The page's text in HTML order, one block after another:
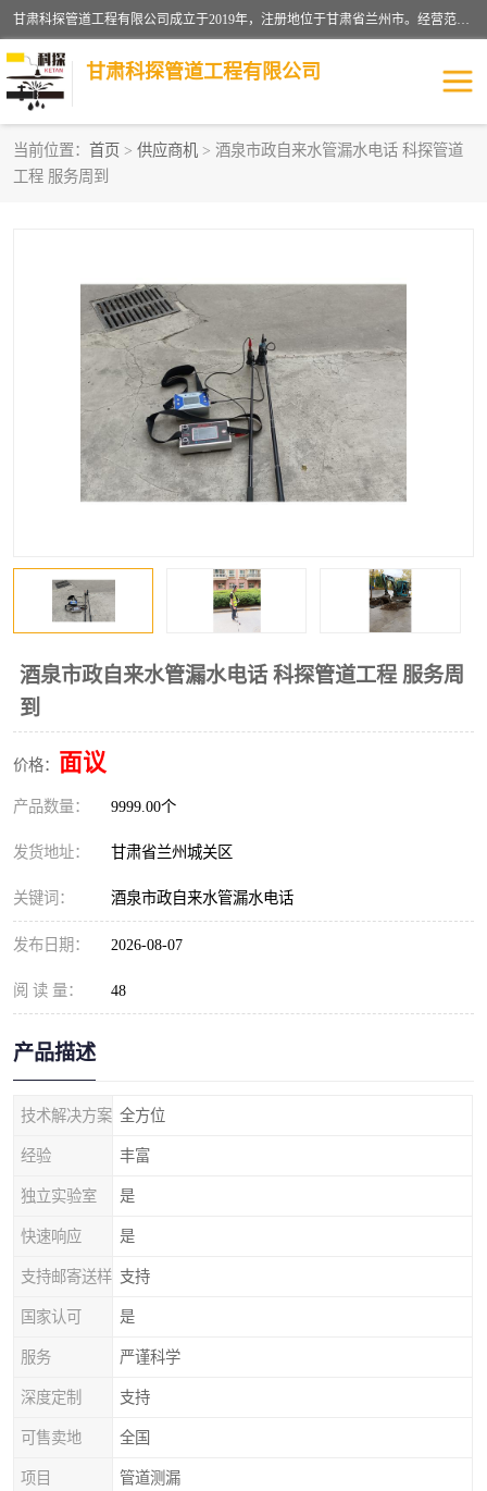
甘肃科探管道工程有限公司成立于2019年，注册地位于甘肃省兰州市。经营范围包括管道安装、清洗、疏通、维修、检测，防水工程，工程钻孔，化粪池清理，暖气安装，给排水管道安装维修，室内外管道如消防、供水、供热管道漏水检测定位，室内外防水堵漏等。
甘肃科探管道工程有限公司
当前位置： 首页 > 供应商机 > 酒泉市政自来水管漏水电话 科探管道
工程 服务周到
酒泉市政自来水管漏水电话 科探管道工程 服务周
到
价格： 面议
产品数量： 9999.00个
发货地址： 甘肃省兰州城关区
关键词： 酒泉市政自来水管漏水电话
发布日期： 2026-08-07
阅 读 量： 48
产品描述
技术解决方案 全方位
经验 丰富
独立实验室 是
快速响应 是
支持邮寄送样 支持
国家认可 是
服务 严谨科学
深度定制 支持
可售卖地 全国
项目 管道测漏
管道安装维修
供热管道漏水
自来水管漏水 管道疏通
高压车疏通清淤